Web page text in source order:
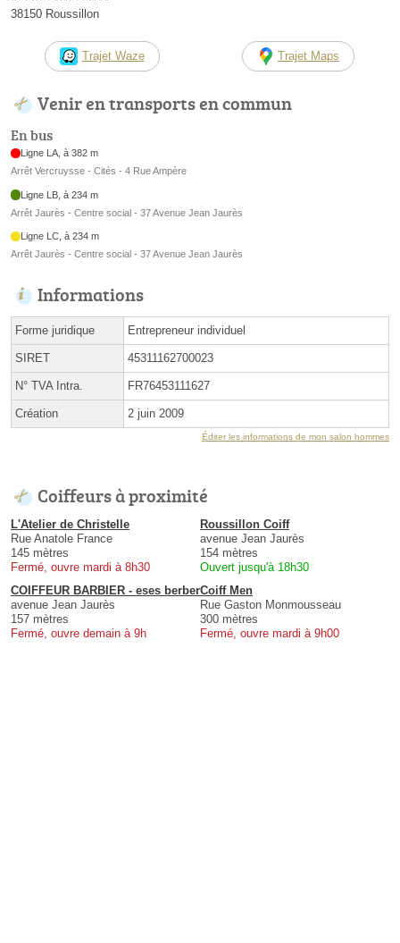
38150 Roussillon
Trajet Waze Trajet Maps
Venir en transports en commun
En bus
Ligne LA, à 382 m
Arrêt Vercruysse - Cités - 4 Rue Ampère
Ligne LB, à 234 m
Arrêt Jaurès - Centre social - 37 Avenue Jean Jaurès
Ligne LC, à 234 m
Arrêt Jaurès - Centre social - 37 Avenue Jean Jaurès
Informations
Forme juridique Entrepreneur individuel
SIRET 45311162700023
N° TVA Intra. FR76453111627
Création 2 juin 2009
Éditer les informations de mon salon hommes
Coiffeurs à proximité
L'Atelier de Christelle
Rue Anatole France
145 mètres
Fermé, ouvre mardi à 8h30
Roussillon Coiff
avenue Jean Jaurès
154 mètres
Ouvert jusqu'à 18h30
COIFFEUR BARBIER - eses berber
avenue Jean Jaurès
157 mètres
Fermé, ouvre demain à 9h
Coiff Men
Rue Gaston Monmousseau
300 mètres
Fermé, ouvre mardi à 9h00